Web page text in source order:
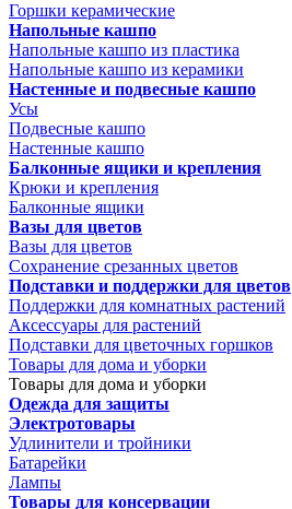
Горшки керамические
Напольные кашпо
Напольные кашпо из пластика
Напольные кашпо из керамики
Настенные и подвесные кашпо
Усы
Подвесные кашпо
Настенные кашпо
Балконные ящики и крепления
Крюки и крепления
Балконные ящики
Вазы для цветов
Вазы для цветов
Сохранение срезанных цветов
Подставки и поддержки для цветов
Поддержки для комнатных растений
Аксессуары для растений
Подставки для цветочных горшков
Товары для дома и уборки
Товары для дома и уборки
Одежда для защиты
Электротовары
Удлинители и тройники
Батарейки
Лампы
Товары для консервации